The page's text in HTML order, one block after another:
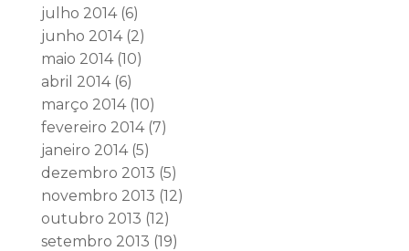
julho 2014(6)
junho 2014(2)
maio 2014(10)
abril 2014(6)
março 2014(10)
fevereiro 2014(7)
janeiro 2014(5)
dezembro 2013 (5)
novembro 2013 (12)
outubro 2013 (12)
setembro 2013 (19)